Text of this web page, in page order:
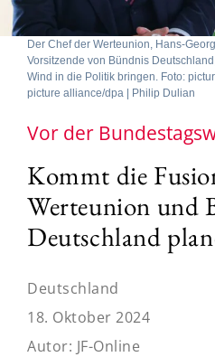
Der Chef der Werteunion, Hans-
Vorsitzende von Bündnis
Wind in die Politik bringen. Foto:
picture alliance/dpa | Philip Dulian
Vor der
Kommt die
Werteunion und
Deutschland
Deutschland
18. Oktober 2024
Autor: JF-Online